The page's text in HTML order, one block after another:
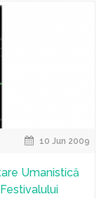
10 Jun 2009
Umanistică